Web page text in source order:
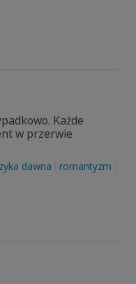
Każde
w przerwie
dawna romantyzm